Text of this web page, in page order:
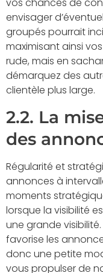
envisager
groupés pourrait
maximisant ainsi
rude, mais en
démarquez des
clientèle plus large.
2.2. La
des
Régularité et
annonces à
moments
lorsque la visibilité
une grande
favorise les
donc une petite
vous propulser de